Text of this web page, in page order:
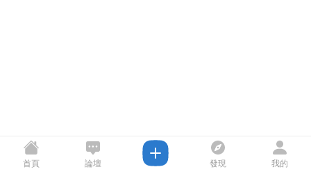
首頁 論壇 發現 我的